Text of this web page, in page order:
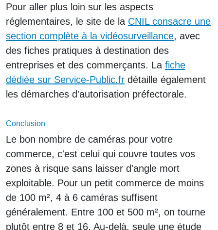
Pour aller plus loin sur les aspects
réglementaires, le site de la CNIL consacre une
section complète à la vidéosurveillance, avec
des fiches pratiques à destination des
entreprises et des commerçants. La fiche
dédiée sur Service-Public.fr détaille également
les démarches d'autorisation préfectorale.
Conclusion
Le bon nombre de caméras pour votre
commerce, c'est celui qui couvre toutes vos
zones à risque sans laisser d'angle mort
exploitable. Pour un petit commerce de moins
de 100 m², 4 à 6 caméras suffisent
généralement. Entre 100 et 500 m², on tourne
plutôt entre 8 et 16. Au-delà, seule une étude